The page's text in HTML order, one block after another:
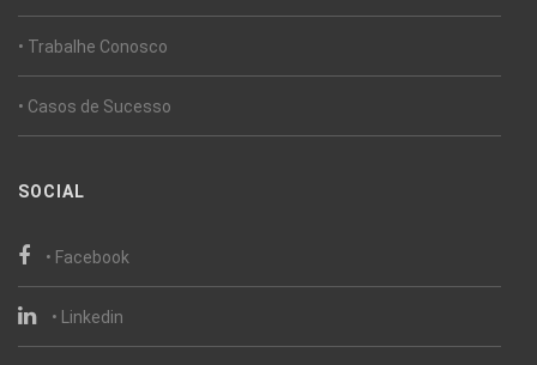
• Trabalhe Conosco
• Casos de Sucesso
SOCIAL
• Facebook
• Linkedin